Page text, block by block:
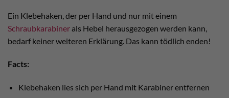
Ein Klebehaken, der per Hand und nur mit einem
Schraubkarabiner als Hebel herausgezogen werden kann,
bedarf keiner weiteren Erklärung. Das kann tödlich enden!
Facts:
Klebehaken lies sich per Hand mit Karabiner entfernen